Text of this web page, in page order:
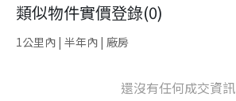
類似物件實價登錄(0)
1公里內 | 半年內 | 廠房
還沒有任何成交資訊